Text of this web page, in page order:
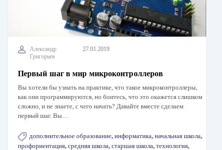
Александр
Григорьев
27.01.2019
Первый шаг в мир микроконтроллеров
Вы хотели бы узнать на практике, что такое микроконтроллеры,
как они программируются, но боитесь, что это окажется слишком
сложно, и не знаете, с чего начать? Давайте вместе сделаем
первый шаг. Вы…
дополнительное образование, информатика, начальная школа,
профориентация, средняя школа, старшая школа, технология,